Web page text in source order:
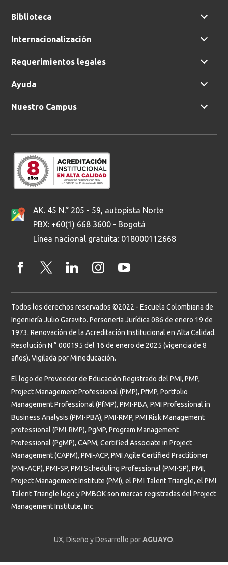
Biblioteca
Internacionalización
Requerimientos legales
Ayuda
Nuestro Campus
AK. 45 N.° 205 - 59, autopista Norte
PBX: +60(1) 668 3600 - Bogotá
Línea nacional gratuita: 018000112668
Todos los derechos reservados ©2022 - Escuela Colombiana de
Ingeniería Julio Garavito. Personería Jurídica 086 de enero 19 de
1973. Renovación de la Acreditación Institucional en Alta Calidad.
Resolución N.° 000195 del 16 de enero de 2025 (vigencia de 8
años). Vigilada por Mineducación.
El logo de Proveedor de Educación Registrado del PMI, PMP,
Project Management Professional (PMP), PfMP, Portfolio
Management Professional (PfMP), PMI-PBA, PMI Professional in
Business Analysis (PMI-PBA), PMI-RMP, PMI Risk Management
professional (PMI-RMP), PgMP, Program Management
Professional (PgMP), CAPM, Certified Associate in Project
Management (CAPM), PMI-ACP, PMI Agile Certified Practitioner
(PMI-ACP), PMI-SP, PMI Scheduling Professional (PMI-SP), PMI,
Project Management Institute (PMI), el PMI Talent Triangle, el PMI
Talent Triangle logo y PMBOK son marcas registradas del Project
Management Institute, Inc.
UX, Diseño y Desarrollo porAGUAYO.